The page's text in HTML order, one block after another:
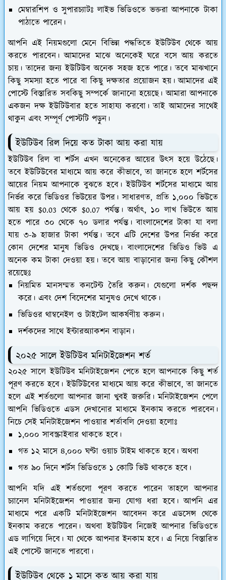
মেম্বারশিপ ও সুপারচ্যাটঃলাইভ ভিডিওতে ভক্তরা আপনাকে টাকা
পাঠাতে পারেন।
আপনি এই নিয়মগুলো মেনে বিভিন্ন পদ্ধতিতে ইউটিউব থেকে আয়
করতে পারবেন। আমাদের মাঝে অনেকেই ঘরে বসে আয় করতে
চায়। তাদের জন‍্য ইউটিউব অনেক সহজ হতে পারে। তবে মাঝখানে
কিছু সমস্যা হতে পারে বা কিছু দক্ষতার প্রয়োজন হয়। আমাদের এই
পোস্টে বিস্তারিত সবকিছু সম্পর্কে জানানো হয়েছে। আমারা আপনাকে
একজন দক্ষ ইউটিউবার হতে সাহায্য করবো। তাই আমাদের সাথেই
থাকুন এবং সম্পূর্ণ পোস্টটি পড়ুন।
ইউটিউব রিল দিয়ে কত টাকা আয় করা যায়
ইউটিউব রিল বা শর্টস এখন অনেকের আয়ের উৎস হয়ে উঠেছে।
তবে ইউটিউবের মাধ‍্যমে আয় করে কীভাবে, তা জানতে হলে শর্টসের
আয়ের নিয়ম আপনাকে বুঝতে হবে। ইউটিউব শর্টসের মাধ্যমে আয়
নির্ভর করে ভিডিওর ভিউয়ের উপর। সাধারণত, প্রতি ১,০০০ ভিউতে
আয় হয় $0.03 থেকে $0.07 পর্যন্ত। অর্থাৎ, ১০ লাখ ভিউতে আয়
হতে পারে ৩০ থেকে ৭০ ডলার পর্যন্ত। বাংলাদেশের টাকা যা বলা
যায় ৩-৯ হাজার টাকা পর্যন্ত। তবে এটি দেশের উপর নির্ভর করে
কোন দেশের মানুষ ভিডিও দেখছে। বাংলাদেশের ভিডিও ভিউ এ
অনেক কম টাকা দেওয়া হয়। তবে আয় বাড়ানোর জন্য কিছু কৌশল
রয়েছেঃ
নিয়মিত মানসম্মত কনটেন্ট তৈরি করুন। যেগুলো দর্শক পছন্দ
করে। এবং দেশ বিদেশের মানুষও দেখে থাকে।
ভিডিওর থাম্বনেইল ও টাইটেল আকর্ষণীয় করুন।
দর্শকদের সাথে ইন্টারঅ্যাকশন বাড়ান।
২০২৫ সালে ইউটিউব মনিটাইজেশন শর্ত
২০২৫ সালে ইউটিউব মনিটাইজেশন পেতে হলে আপনাকে কিছু শর্ত
পূরণ করতে হবে। ইউটিউবের মাধ‍্যমে আয় করে কীভাবে, তা জানতে
হলে এই শর্তগুলো আপনার জানা খুবই জরুরি। মনিটাইজেশন পেলে
আপনি ভিডিওতে এডস দেখানোর মাধ‍্যমে ইনকাম করতে পারবেন।
নিচে সেই মনিটাইজেশন পাওয়ার শর্তাবলি দেওয়া হলোঃ
১,০০০ সাবস্ক্রাইবার থাকতে হবে।
গত ১২ মাসে ৪,০০০ ঘণ্টা ওয়াচ টাইম থাকতে হবে। অথবা
গত ৯০ দিনে শর্টস ভিডিওতে ১ কোটি ভিউ থাকতে হবে।
আপনি যদি এই শর্তগুলো পূরণ করতে পারেন তাহলে আপনার
চ‍্যানেল মনিটাইজেশন পাওয়ার জন‍্য যোগ্য ধরা হবে। আপনি এর
মাধ‍্যমে পরে একটি মনিটাইজেশন আবেদন করে এডসেন্স থেকে
ইনকাম করতে পারেন। অথবা ইউটিউব নিজেই আপনার ভিডিওতে
এড লাগিয়ে দিবে। যা থেকে আপনার ইনকাম হবে। এ নিয়ে বিস্তারিত
এই পোস্টে জানতে পারবো।
ইউটিউব থেকে ১ মাসে কত আয় করা যায়